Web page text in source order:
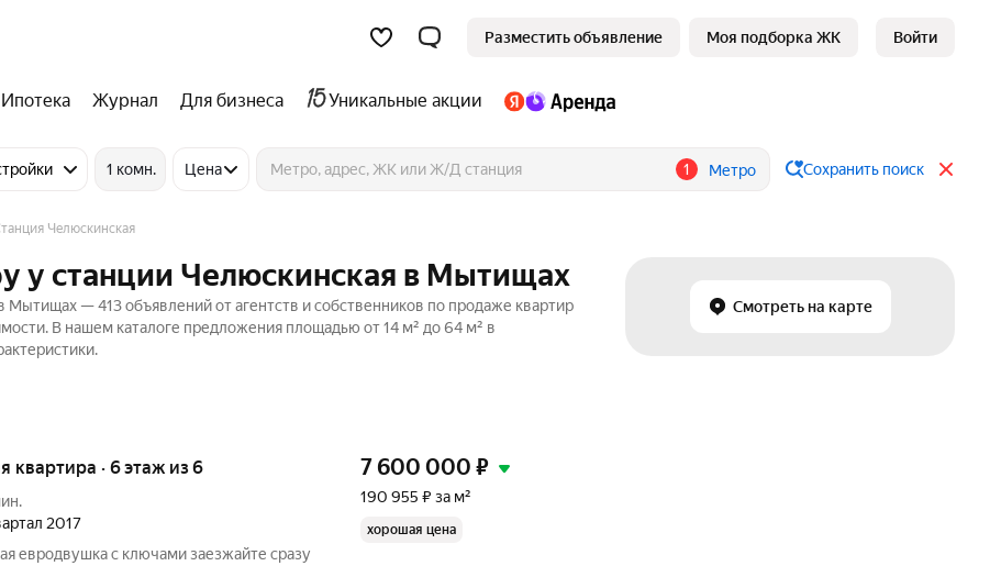
Разместить объявление Моя подборка ЖК Войти
Ипотека Журнал Для бизнеса Уникальные акции
1 комн. Цена 1 Метро Сохранить поиск
Смотреть на карте
Челюскинская
у станции Челюскинская в Мытищах
— 413 объявлений от агентств и собственников по продаже квартир
В нашем каталоге предложения площадью от 14 м² до 64 м² в
квартира · 6 этаж из 6
2017
с ключами заезжайте сразу
7 600 000 ₽
190 955 ₽ за м²
хорошая цена